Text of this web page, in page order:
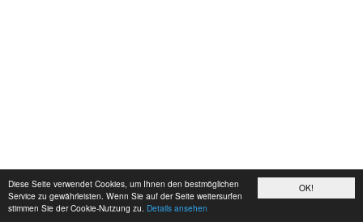
OK!
Diese Seite verwendet Cookies, um Ihnen den bestmöglichen
Service zu gewährleisten. Wenn Sie auf der Seite weitersurfen
stimmen Sie der Cookie-Nutzung zu. Details ansehen